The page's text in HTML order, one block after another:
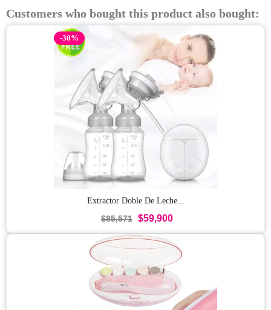
Customers who bought this product also bought:
-30%
Extractor Doble De Leche...
$85,571 $59,900